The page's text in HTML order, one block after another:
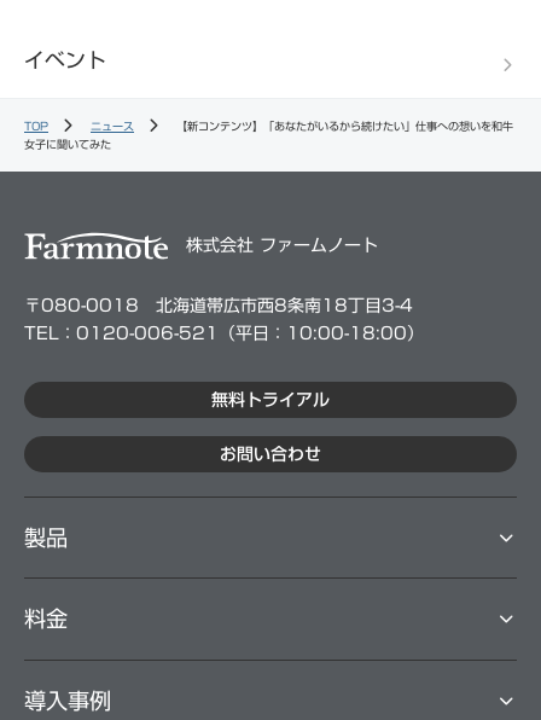
イベント
TOP ニュース
【新コンテンツ】「あなたがいるから続けたい」仕事への想いを和牛
女子に聞いてみた
株式会社 ファームノート
〒080-0018 北海道帯広市西8条南18丁目3-4
TEL：0120-006-521（平⽇：10:00-18:00）
無料トライアル
お問い合わせ
製品
料⾦
導⼊事例